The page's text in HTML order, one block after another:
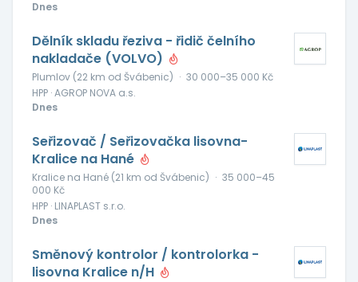
Dnes
Dělník skladu řeziva - řidič čelního
nakladače (VOLVO)
Plumlov (22 km od Švábenic) · 30 000–35 000 Kč
HPP · AGROP NOVA a.s.
Dnes
Seřizovač / Seřizovačka lisovna-
Kralice na Hané
Kralice na Hané (21 km od Švábenic) · 35 000–45
000 Kč
HPP · LINAPLAST s.r.o.
Dnes
Směnový kontrolor / kontrolorka -
lisovna Kralice n/H